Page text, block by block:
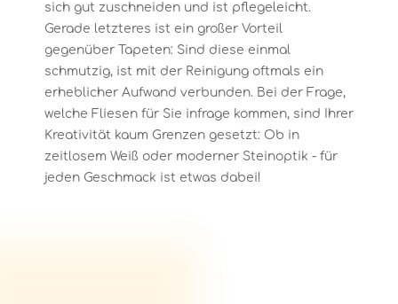
sich gut zuschneiden und ist pflegeleicht.
Gerade letzteres ist ein großer Vorteil
gegenüber Tapeten: Sind diese einmal
schmutzig, ist mit der Reinigung oftmals ein
erheblicher Aufwand verbunden. Bei der Frage,
welche Fliesen für Sie infrage kommen, sind Ihrer
Kreativität kaum Grenzen gesetzt: Ob in
zeitlosem Weiß oder moderner Steinoptik - für
jeden Geschmack ist etwas dabei!